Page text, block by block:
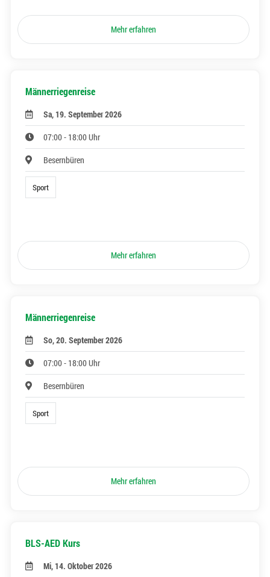
Mehr erfahren
Männerriegenreise
Sa, 19. September 2026
07:00 - 18:00 Uhr
Besernbüren
Sport
Mehr erfahren
Männerriegenreise
So, 20. September 2026
07:00 - 18:00 Uhr
Besernbüren
Sport
Mehr erfahren
BLS-AED Kurs
Mi, 14. Oktober 2026